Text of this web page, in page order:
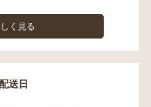
く見る
送日